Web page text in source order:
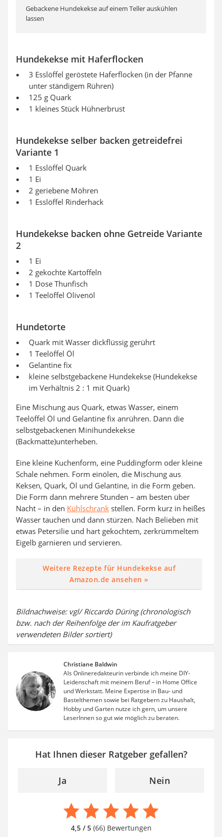
Gebackene Hundekekse auf einem Teller auskühlen
lassen
Hundekekse mit Haferflocken
3 Esslöffel geröstete Haferflocken (in der Pfanne
unter ständigem Rühren)
125 g Quark
1 kleines Stück Hühnerbrust
Hundekekse selber backen getreidefrei
Variante 1
1 Esslöffel Quark
1 Ei
2 geriebene Möhren
1 Esslöffel Rinderhack
Hundekekse backen ohne Getreide Variante
2
1 Ei
2 gekochte Kartoffeln
1 Dose Thunfisch
1 Teelöffel Olivenöl
Hundetorte
Quark mit Wasser dickflüssig gerührt
1 Teelöffel Öl
Gelantine fix
kleine selbstgebackene Hundekekse (Hundekekse
im Verhältnis 2 : 1 mit Quark)
Eine Mischung aus Quark, etwas Wasser, einem
Teelöffel Öl und Gelantine fix anrühren. Dann die
selbstgebackenen Minihundekekse
(Backmatte)unterheben.
Eine kleine Kuchenform, eine Puddingform oder kleine
Schale nehmen. Form einölen, die Mischung aus
Keksen, Quark, Öl und Gelantine, in die Form geben.
Die Form dann mehrere Stunden – am besten über
Nacht – in den Kühlschrank stellen. Form kurz in heißes
Wasser tauchen und dann stürzen. Nach Belieben mit
etwas Petersilie und hart gekochtem, zerkrümmeltem
Eigelb garnieren und servieren.
Weitere Rezepte für Hundekekse auf
Amazon.de ansehen »
Bildnachweise: vgl/ Riccardo Düring (chronologisch
bzw. nach der Reihenfolge der im Kaufratgeber
verwendeten Bilder sortiert)
Christiane Baldwin
Als Onlineredakteurin verbinde ich meine DIY-
Leidenschaft mit meinem Beruf – in Home Office
und Werkstatt. Meine Expertise in Bau- und
Bastelthemen sowie bei Ratgebern zu Haushalt,
Hobby und Garten nutze ich gern, um unsere
LeserInnen so gut wie möglich zu beraten.
Hat Ihnen dieser Ratgeber gefallen?
Ja Nein
4,5 / 5(66) Bewertungen